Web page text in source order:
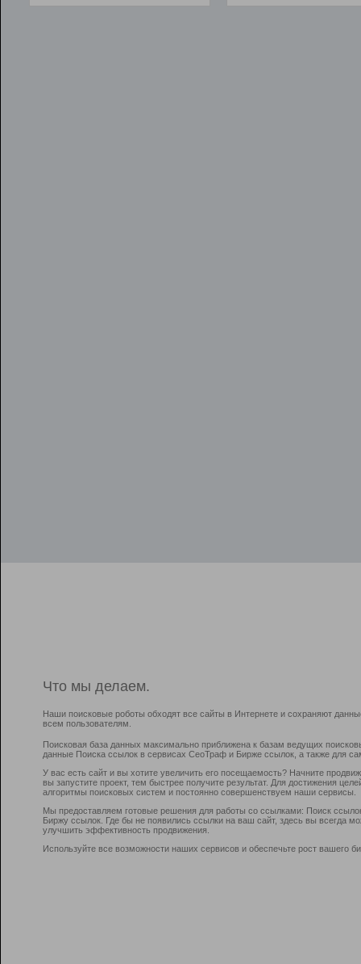
Что мы делаем.
Наши поисковые роботы обходят все сайты в Интернете и сохраняют
всем пользователям.
Поисковая база данных максимально приближена к базам ведущих
данные Поиска ссылок в сервисах СеоТраф и Бирже ссылок, а также для
У вас есть сайт и вы хотите увеличить его посещаемость? Начните
вы запустите проект, тем быстрее получите результат. Для достижения
алгоритмы поисковых систем и постоянно совершенствуем наши сервисы.
Мы предоставляем готовые решения для работы со ссылками: Поиск
Биржу ссылок. Где бы не появились ссылки на ваш сайт, здесь вы всегда
улучшить эффективность продвижения.
Используйте все возможности наших сервисов и обеспечьте рост вашего